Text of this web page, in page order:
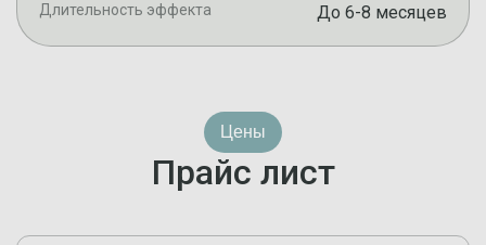
Длительность эффекта До 6-8 месяцев
Цены
Прайс лист